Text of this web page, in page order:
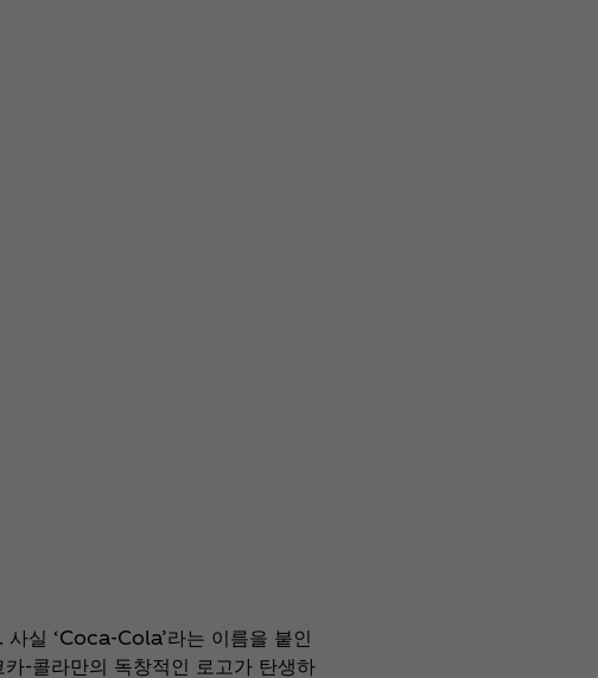
사실 ‘Coca‑Cola’라는 이름을 붙인
-콜라만의 독창적인 로고가 탄생하